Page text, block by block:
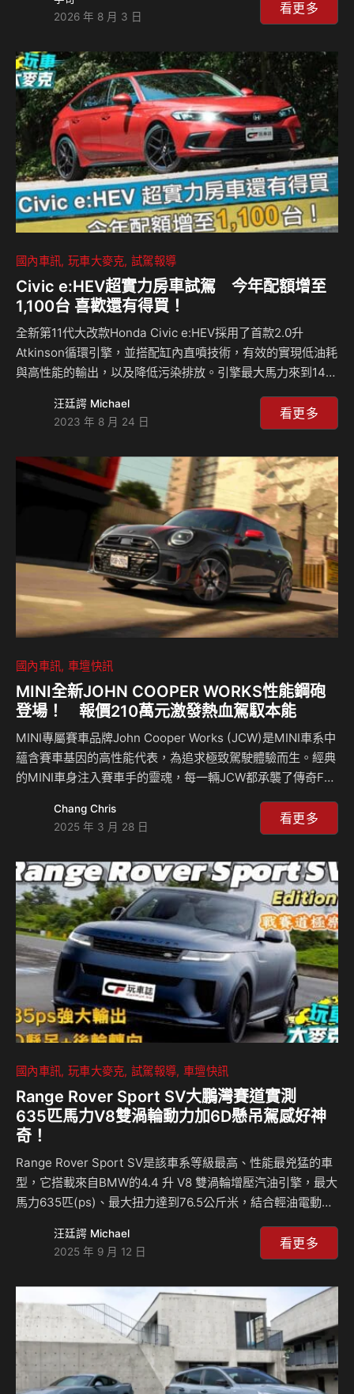
〔註二〕，邀請消費者以的方式開啟下一段冒險旅程。 為陪
伴消費者迎接更多元的夏日生活場景，福特六和8月針對旗下
人移動與性能駕馭需求，提供完整車系選擇。The All-New
Ford Territory享貨物稅優惠價84.9萬元起，入主再享零利率
專案〔註三〕，並推出限量萬元升級「旗艦響宴三件組」優惠
〔註四〕，同步享F…
2026 年 8 月 3 日
看更多
國內車訊 玩車大麥克 試駕報導
Civic e:HEV超實力房車試駕 今年配額增至
1,100台 喜歡還有得買！
全新第11代大改款Honda Civic e:HEV採用了首款2.0升
Atkinson循環引擎，並搭配缸內直噴技術，有效的實現低油耗
與高性能的輸出，以及降低污染排放。引擎最大馬力來到143
為19.0kgm，在電動馬達加持下可達到32.1kgm的扭力輸出。
Civic e:HEV並配備新一代Honda SENSING主動安全系統 ，
處理晶片，使CMBS碰撞緩解煞車系統多了夜間行人辨識、對
向左轉車碰撞預防、自行車對應及前行摩托車對應等嶄新功
能，結合完善的主被動安全科技，全面進化的安全性，…
汪廷諤 Michael
2023 年 8 月 24 日
看更多
國內車訊 車壇快訊
MINI全新JOHN COOPER WORKS性能鋼砲
登場！ 報價210萬元激發熱血駕馭本能
MINI專屬賽車品牌John Cooper Works (JCW)是MINI車系中
蘊含賽車基因的高性能代表，為追求極致駕駛體驗而生。經典
的MINI車身注入賽車手的靈魂，每一輛JCW都承襲了傳奇F1
Cooper洞悉MINI的潛力，將其改造成賽道上的王者。1961
年，MINI Cooper問世，隨後MINI Cooper S更以卓越性能，
奠定了MINI在賽車史上的不朽地位。如今，全新一代John
Cooper Works延續賽道傳承，融合創新科技，不斷突破性能
極限…
Chang Chris
2025 年 3 月 28 日
看更多
國內車訊 玩車大麥克 試駕報導 車壇快訊
Range Rover Sport SV大鵬灣賽道實測
635匹馬力V8雙渦輪動力加6D懸吊駕感好神
奇！
Range Rover Sport SV是該車系等級最高、性能最兇猛的車
型，它搭載來自BMW的4.4 升 V8 雙渦輪增壓汽油引擎，最大
馬力635匹(ps)、最大扭力達到76.5公斤米，結合輕油電動力
極速高達290公里/小時。 厲害的不僅於此；Range Rover
Sport SV還配備了6D Dynamics動態氣壓懸吊系統、23吋鋁
盤也十分強悍。我們受邀至屏東大鵬灣賽道，實際體驗了它的
賽道上的性能，結果，十分有趣！ 相關新聞：
汪廷諤 Michael
2025 年 9 月 12 日
看更多